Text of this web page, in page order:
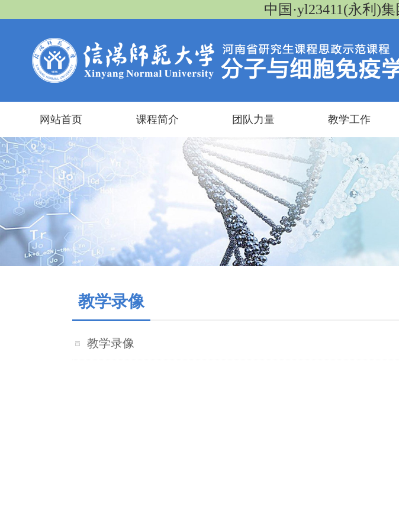
中国·yl23411(永利)
网站首页 课程简介 团队力量 教学工作
教学录像
教学录像